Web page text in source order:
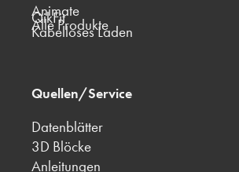
Animate
QikFit
Alle Produkte
Kabelloses Laden
Quellen/Service
Datenblätter
3D Blöcke
Anleitungen